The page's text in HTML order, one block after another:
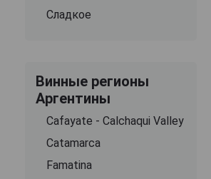
Сладкое
Винные регионы
Аргентины
Cafayate - Calchaqui Valley
Catamarca
Famatina